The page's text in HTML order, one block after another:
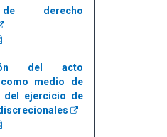
derecho
del acto
medio de
del ejercicio de